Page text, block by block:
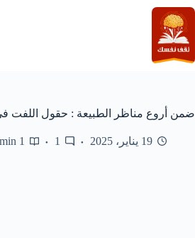
التجاوز
إلى
المحتوى
ضمن أروع مناظر الطبيعة : حقول اللفت
19 يناير، 2025 1
1 min